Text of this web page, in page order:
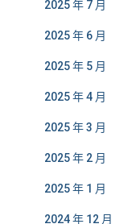
2025 年 7 月
2025 年 6 月
2025 年 5 月
2025 年 4 月
2025 年 3 月
2025 年 2 月
2025 年 1 月
2024 年 12 月